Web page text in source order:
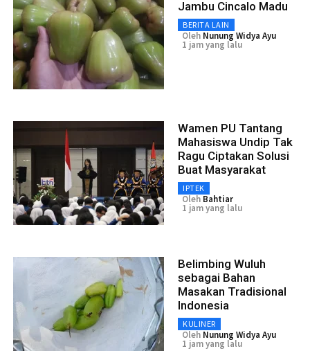
Jambu Cincalo Madu
BERITA LAIN
Oleh Nunung Widya Ayu
1 jam yang lalu
Wamen PU Tantang
Mahasiswa Undip Tak
Ragu Ciptakan Solusi
Buat Masyarakat
IPTEK
Oleh Bahtiar
1 jam yang lalu
Belimbing Wuluh
sebagai Bahan
Masakan Tradisional
Indonesia
KULINER
Oleh Nunung Widya Ayu
1 jam yang lalu